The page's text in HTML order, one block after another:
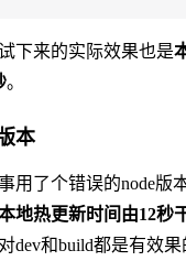
下来的实际效果也是
。
本
用了个错误的node版
地热更新时间由12秒
dev和build都是有效果